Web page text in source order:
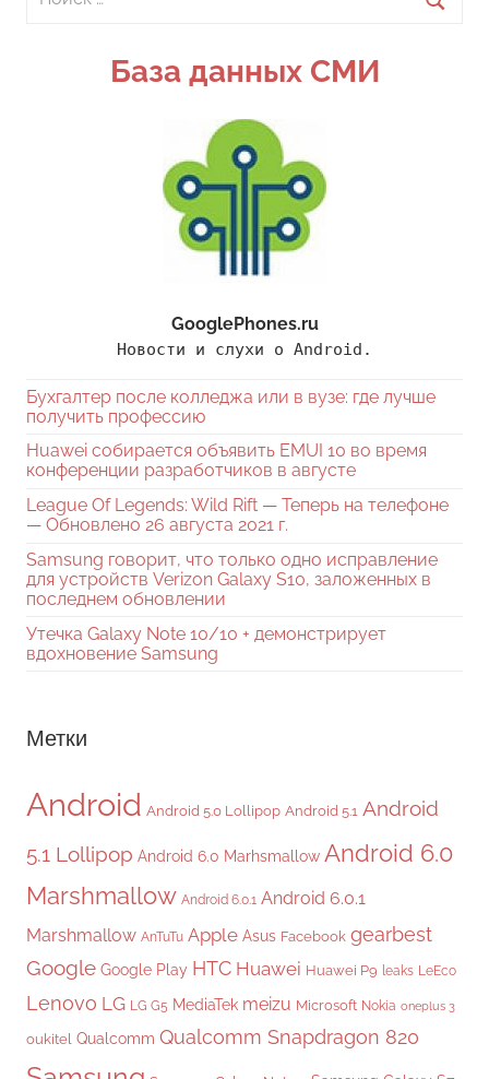
База данных СМИ
GooglePhones.ru
Новости и слухи о Android.
Бухгалтер после колледжа или в вузе: где лучше
получить профессию
Huawei собирается объявить EMUI 10 во время
конференции разработчиков в августе
League Of Legends: Wild Rift — Теперь на телефоне
— Обновлено 26 августа 2021 г.
Samsung говорит, что только одно исправление
для устройств Verizon Galaxy S10, заложенных в
последнем обновлении
Утечка Galaxy Note 10/10 + демонстрирует
вдохновение Samsung
Метки
Android Android 5.0 Lollipop Android 5.1 Android
5.1 Lollipop Android 6.0 Marhsmallow Android 6.0
Marshmallow Android 6.0.1 Android 6.0.1
Marshmallow AnTuTu Apple Asus Facebook gearbest
Google Google Play HTC Huawei Huawei P9 leaks LeEco
Lenovo LG LG G5 MediaTek meizu Microsoft Nokia oneplus 3
oukitel Qualcomm Qualcomm Snapdragon 820